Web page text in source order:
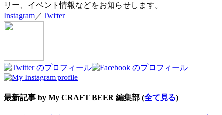
リー、イベント情報などをお知らせします。
Instagram／Twitter
最新記事 by My CRAFT BEER 編集部 (全て見る)